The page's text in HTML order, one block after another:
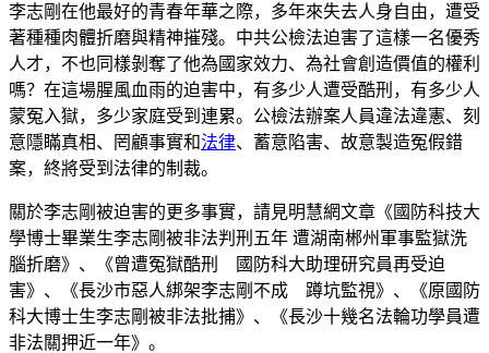
李志剛在他最好的青春年華之際，多年來失去人身自由，遭受
著種種肉體折磨與精神摧殘。中共公檢法迫害了這樣一名優秀
人才，不也同樣剝奪了他為國家效力、為社會創造價值的權利
嗎？在這場腥風血雨的迫害中，有多少人遭受酷刑，有多少人
蒙冤入獄，多少家庭受到連累。公檢法辦案人員違法違憲、刻
意隱瞞真相、罔顧事實和法律、蓄意陷害、故意製造冤假錯
案，終將受到法律的制裁。
關於李志剛被迫害的更多事實，請見明慧網文章《國防科技大
學博士畢業生李志剛被非法判刑五年 遭湖南郴州軍事監獄洗
腦折磨》、《曾遭冤獄酷刑 國防科大助理研究員再受迫
害》、《長沙市惡人綁架李志剛不成 蹲坑監視》、《原國防
科大博士生李志剛被非法批捕》、《長沙十幾名法輪功學員遭
非法關押近一年》。